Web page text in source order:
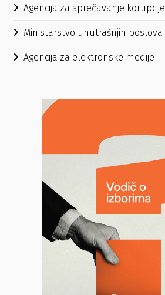
Agencija za sprečavanje korupcije
Ministarstvo unutrašnjih poslova
Agencija za elektronske medije